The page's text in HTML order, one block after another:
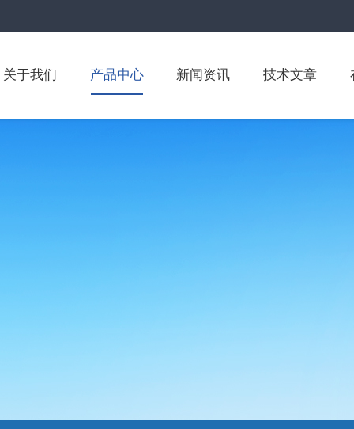
关于我们 产品中心 新闻资讯 技术文章